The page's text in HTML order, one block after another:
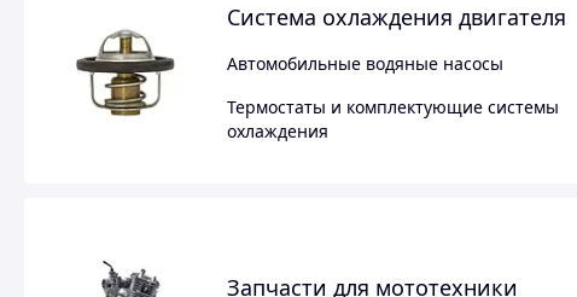
Система охлаждения двигателя
Автомобильные водяные насосы
Термостаты и комплектующие системы
охлаждения
Запчасти для мототехники